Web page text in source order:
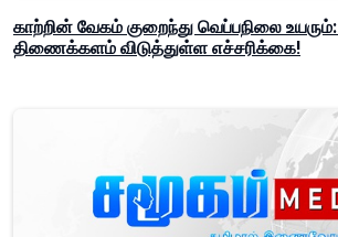
காற்றின் வேகம் குறைந்து வெப்பநிலை
திணைக்களம் விடுத்துள்ள எச்சரிக்கை!